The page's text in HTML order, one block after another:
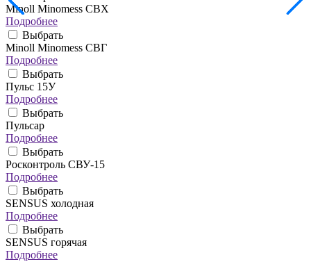
Minoll Minomess СВХ
Подробнее
Выбрать
Minoll Minomess СВГ
Подробнее
Выбрать
Пульс 15У
Подробнее
Выбрать
Пульсар
Подробнее
Выбрать
Росконтроль СВУ-15
Подробнее
Выбрать
SENSUS холодная
Подробнее
Выбрать
SENSUS горячая
Подробнее